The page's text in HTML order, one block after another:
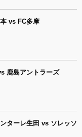
vs FC多摩
鹿島アントラーズ
ターレ生田 vs ソレッソ